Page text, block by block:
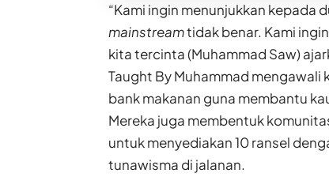
“Kami ingin menunjukkan kepada
mainstreamtidak benar. Kami
kita tercinta (Muhammad Saw)
Taught By Muhammad
bank makanan guna membantu
Mereka juga membentuk
untuk menyediakan 10 ransel
tunawisma di jalanan.